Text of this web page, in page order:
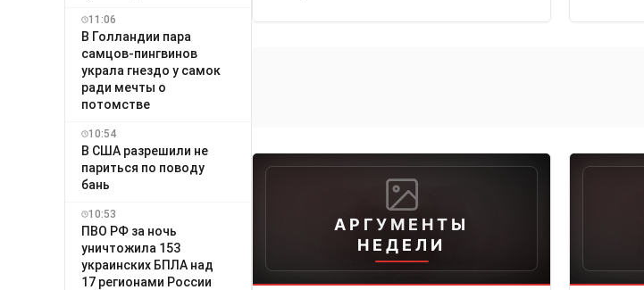
11:06
В Голландии пара
самцов-пингвинов
украла гнездо у самок
ради мечты о
потомстве
10:54
В США разрешили не
париться по поводу
бань
10:53
ПВО РФ за ночь
уничтожила 153
украинских БПЛА над
17 регионами России
АРГУМЕНТЫ
НЕДЕЛИ